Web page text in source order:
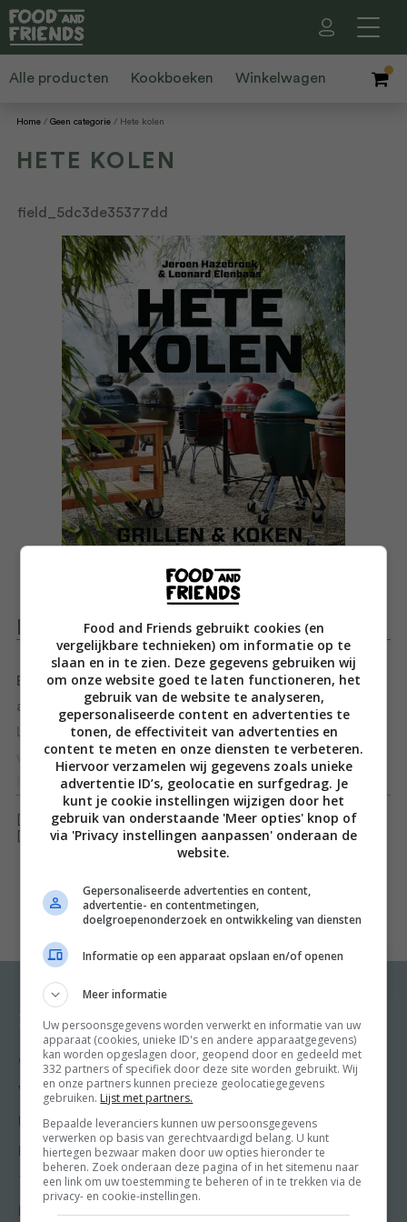
Alle producten Kookboeken Winkelwagen
Home Geen categorie Hete kolen
HETE KOLEN
field_5dc3de35377dd
Productomschrijving
Ben jij de trotse eigenaar van een Big Green Egg of een
andere mooie kamado? Dan is dit het boek voor jou!
Leer alles over de geschiedenis vn de kamado en lees
wat voor heerlijke recepten je er mee kan maken. Dit
boek is een must voor iedere kamado- of BBQ-
liefhebber!
Hét handboek voor iedere kamado-gebruiker
-Maak kennis met de kamado: een van oorsprong
Dome en de Primo
-Leer alles over de geschiedenis van de kamado en zet
de eerste stappen naar het gebruik ervan
-Met 40 haalbare recepten om met verse ingrediënten
onvergetelijke maaltijden te maken
-Zowel geschikt voor thuiskoks met ambitie als voor
professionals die meer inzicht willen krijgen in de
werking van de kamado
Jeroen Hazebroek is barbecuekok en kookt van jongs af
Toon meer
[ywfbt_form product_id="34940"]
[recently_viewed_products]
Recepten
Gangen
Voorgerecht
Hoofdgerecht
Nagerecht
Tussengerecht
Meer van Food and
Friends
Shop
Friends
Kooktips
Food and Friends gebruikt cookies (en
vergelijkbare technieken) om informatie op te
slaan en in te zien. Deze gegevens gebruiken wij
om onze website goed te laten functioneren, het
gebruik van de website te analyseren,
gepersonaliseerde content en advertenties te
tonen, de effectiviteit van advertenties en
content te meten en onze diensten te verbeteren.
Hiervoor verzamelen wij gegevens zoals unieke
advertentie ID’s, geolocatie en surfgedrag. Je
kunt je cookie instellingen wijzigen door het
gebruik van onderstaande 'Meer opties' knop of
via 'Privacy instellingen aanpassen' onderaan de
website.
Gepersonaliseerde advertenties en content,
advertentie- en contentmetingen,
doelgroepenonderzoek en ontwikkeling van diensten
Informatie op een apparaat opslaan en/of openen
Meer informatie
Uw persoonsgegevens worden verwerkt en informatie van uw
apparaat (cookies, unieke ID's en andere apparaatgegevens)
kan worden opgeslagen door, geopend door en gedeeld met
332 partners of specifiek door deze site worden gebruikt. Wij
en onze partners kunnen precieze geolocatiegegevens
gebruiken. Lijst met partners.
Bepaalde leveranciers kunnen uw persoonsgegevens
verwerken op basis van gerechtvaardigd belang. U kunt
hiertegen bezwaar maken door uw opties hieronder te
beheren. Zoek onderaan deze pagina of in het sitemenu naar
een link om uw toestemming te beheren of in te trekken via de
privacy- en cookie-instellingen.